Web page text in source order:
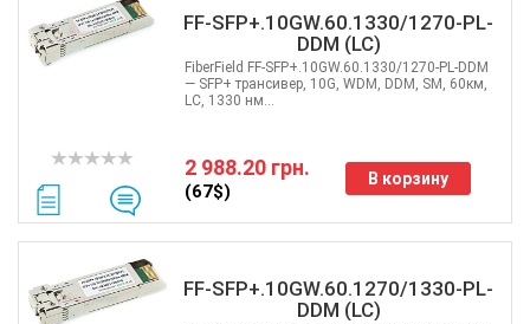
FF-SFP+.10GW.60.1330/1270-PL-
DDM (LC)
2 988.20 грн.
(67$)
В корзину
FiberField FF-SFP+.10GW.60.1330/1270-PL-DDM
— SFP+ трансивер, 10G, WDM, DDM, SM, 60км,
LC, 1330 нм...
FF-SFP+.10GW.60.1270/1330-PL-
DDM (LC)